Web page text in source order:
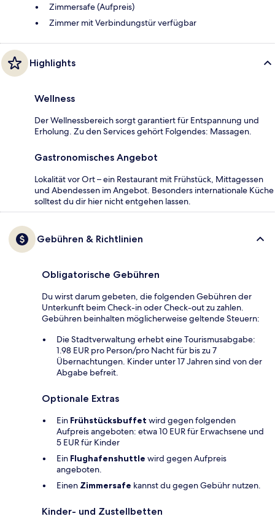
Zimmersafe (Aufpreis)
Zimmer mit Verbindungstür verfügbar
Highlights
Wellness
Der Wellnessbereich sorgt garantiert für Entspannung und
Erholung. Zu den Services gehört Folgendes: Massagen.
Gastronomisches Angebot
Lokalität vor Ort – ein Restaurant mit Frühstück, Mittagessen
und Abendessen im Angebot. Besonders internationale Küche
solltest du dir hier nicht entgehen lassen.
Gebühren & Richtlinien
Obligatorische Gebühren
Du wirst darum gebeten, die folgenden Gebühren der
Unterkunft beim Check-in oder Check-out zu zahlen.
Gebühren beinhalten möglicherweise geltende Steuern:
Die Stadtverwaltung erhebt eine Tourismusabgabe:
1.98 EUR pro Person/pro Nacht für bis zu 7
Übernachtungen. Kinder unter 17 Jahren sind von der
Abgabe befreit.
Optionale Extras
Ein Frühstücksbuffet wird gegen folgenden
Aufpreis angeboten: etwa 10 EUR für Erwachsene und
5 EUR für Kinder
Ein Flughafenshuttle wird gegen Aufpreis
angeboten.
Einen Zimmersafe kannst du gegen Gebühr nutzen.
Kinder- und Zustellbetten